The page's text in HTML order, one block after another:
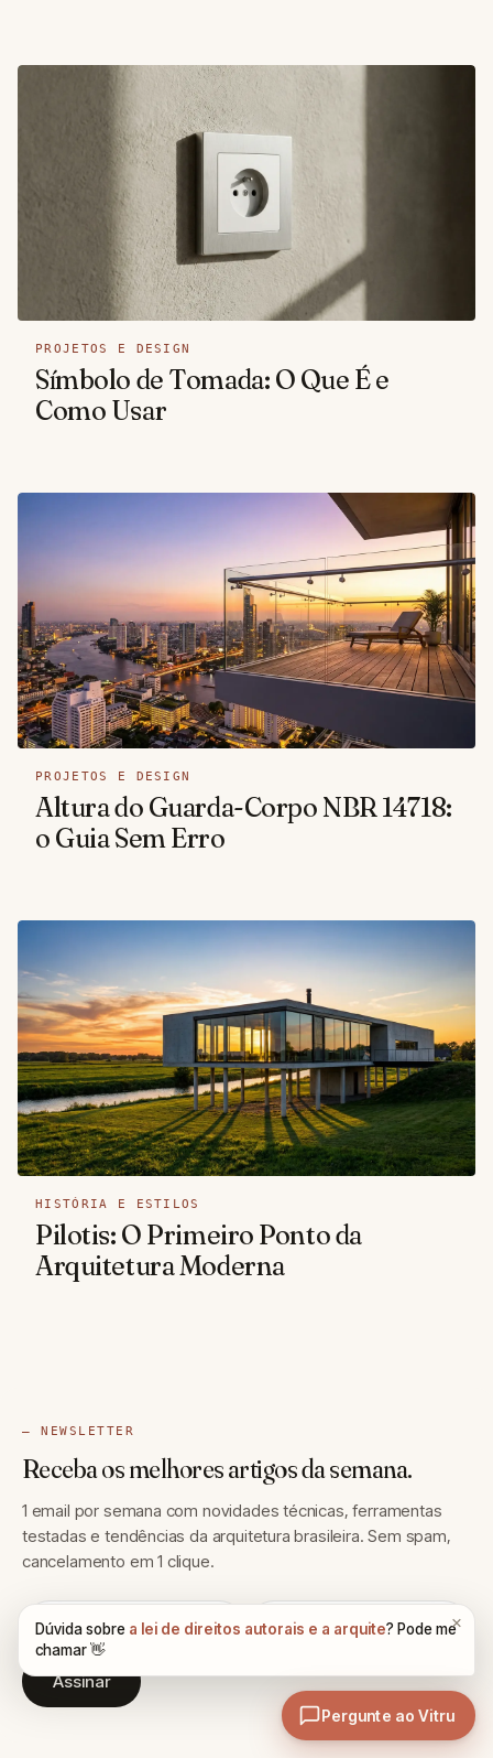
PROJETOS E DESIGN
Símbolo de Tomada: O Que É e
Como Usar
PROJETOS E DESIGN
Altura do Guarda-Corpo NBR 14718:
o Guia Sem Erro
HISTÓRIA E ESTILOS
Pilotis: O Primeiro Ponto da
Arquitetura Moderna
— NEWSLETTER
Receba os melhores artigos da semana.
1 email por semana com novidades técnicas, ferramentas
testadas e tendências da arquitetura brasileira. Sem spam,
cancelamento em 1 clique.
Assinar